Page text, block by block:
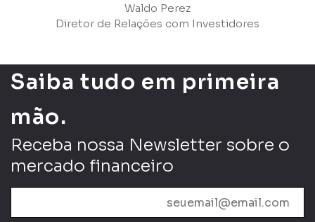
Waldo Perez
Diretor de Relações com Investidores
Saiba tudo em primeira
mão.
Receba nossa Newsletter sobre o
mercado financeiro